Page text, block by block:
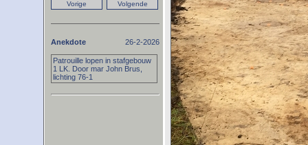
Anekdote 26-2-2026
Patrouille lopen in stafgebouw
1 LK. Door mar John Brus,
lichting 76-1